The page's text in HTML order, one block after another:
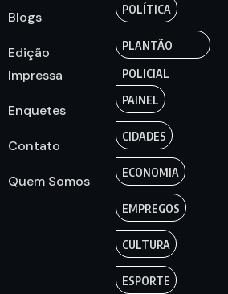
Blogs
Edição
Impressa
Enquetes
Contato
Quem Somos
POLÍTICA
PLANTÃO
POLICIAL
PAINEL
CIDADES
ECONOMIA
EMPREGOS
CULTURA
ESPORTE